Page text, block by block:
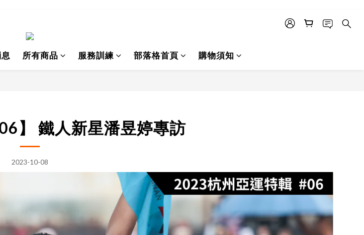
所有商品 服務訓練 部落格首頁 購物須知
】 鐵人新星潘昱婷專訪
2023-10-08